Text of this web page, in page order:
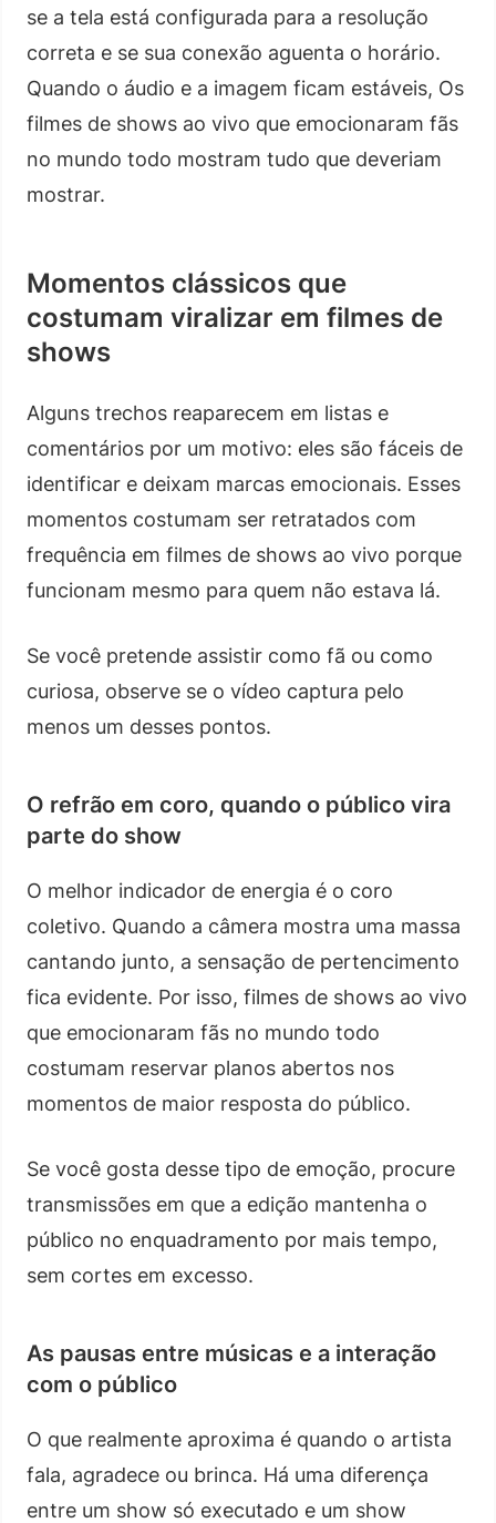
se a tela está configurada para a resolução
correta e se sua conexão aguenta o horário.
Quando o áudio e a imagem ficam estáveis, Os
filmes de shows ao vivo que emocionaram fãs
no mundo todo mostram tudo que deveriam
mostrar.
Momentos clássicos que
costumam viralizar em filmes de
shows
Alguns trechos reaparecem em listas e
comentários por um motivo: eles são fáceis de
identificar e deixam marcas emocionais. Esses
momentos costumam ser retratados com
frequência em filmes de shows ao vivo porque
funcionam mesmo para quem não estava lá.
Se você pretende assistir como fã ou como
curiosa, observe se o vídeo captura pelo
menos um desses pontos.
O refrão em coro, quando o público vira
parte do show
O melhor indicador de energia é o coro
coletivo. Quando a câmera mostra uma massa
cantando junto, a sensação de pertencimento
fica evidente. Por isso, filmes de shows ao vivo
que emocionaram fãs no mundo todo
costumam reservar planos abertos nos
momentos de maior resposta do público.
Se você gosta desse tipo de emoção, procure
transmissões em que a edição mantenha o
público no enquadramento por mais tempo,
sem cortes em excesso.
As pausas entre músicas e a interação
com o público
O que realmente aproxima é quando o artista
fala, agradece ou brinca. Há uma diferença
entre um show só executado e um show